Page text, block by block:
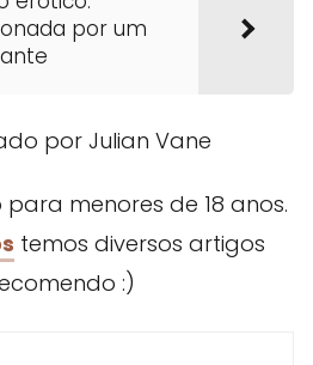
por um
por Julian Vane
menores de 18 anos.
temos diversos artigos
:)